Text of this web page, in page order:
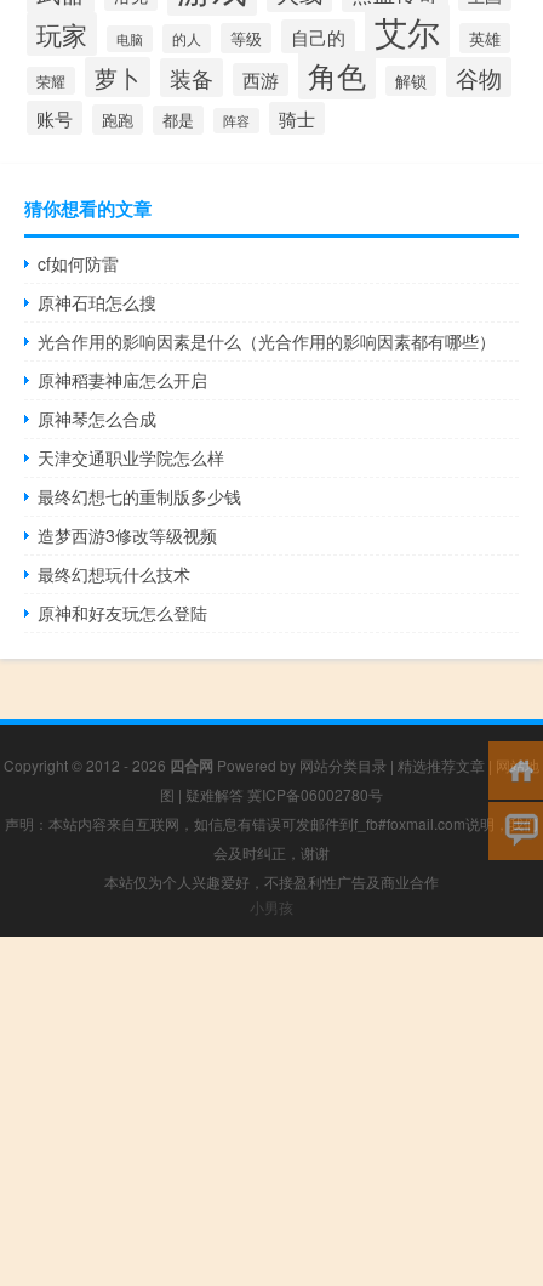
玩家 电脑 的人 等级 自己的 艾尔 英雄
荣耀 萝卜 装备 西游 角色 解锁 谷物
账号 跑跑 都是 阵容 骑士
猜你想看的文章
cf如何防雷
原神石珀怎么搜
光合作用的影响因素是什么（光合作用的影响因素都有哪些）
原神稻妻神庙怎么开启
原神琴怎么合成
天津交通职业学院怎么样
最终幻想七的重制版多少钱
造梦西游3修改等级视频
最终幻想玩什么技术
原神和好友玩怎么登陆
Copyright © 2012 - 2026 四合网 Powered by 网站分类目录 | 精选推荐文章 | 网站地
图 | 疑难解答 冀ICP备06002780号
声明：本站内容来自互联网，如信息有错误可发邮件到f_fb#foxmail.com说明，我们
会及时纠正，谢谢
本站仅为个人兴趣爱好，不接盈利性广告及商业合作
小男孩